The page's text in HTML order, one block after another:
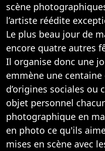
scène
l’artiste réédite
Le plus beau jour de
encore quatre autres
Il organise donc une
emmène une centaine
d’origines sociales ou
objet personnel
photographique en
en photo ce qu'ils
mises en scène avec